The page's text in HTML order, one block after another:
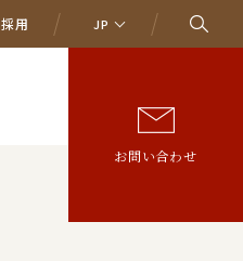
採用 JP
お問い合わせ